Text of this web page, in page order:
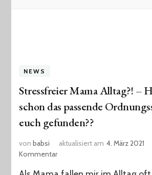
NEWS
Stressfreier Mama Alltag?! –
schon das passende
euch gefunden??
vonbabsi aktualisiert am 4. März 2021
Kommentarzu